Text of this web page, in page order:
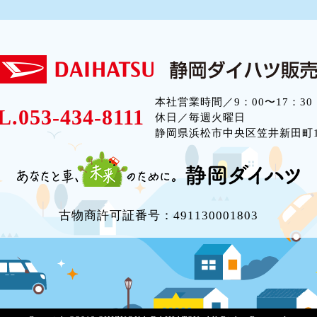
434-8111
本社営業時間／9：00〜17：30
休日／毎週火曜日
静岡県浜松市中央区笠井新田町
古物商許可証番号：491130001803